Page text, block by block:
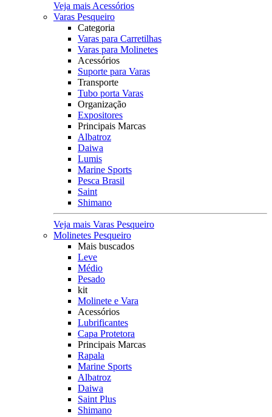
Veja mais Acessórios
Varas Pesqueiro
Categoria
Varas para Carretilhas
Varas para Molinetes
Acessórios
Suporte para Varas
Transporte
Tubo porta Varas
Organização
Expositores
Principais Marcas
Albatroz
Daiwa
Lumis
Marine Sports
Pesca Brasil
Saint
Shimano
Veja mais Varas Pesqueiro
Molinetes Pesqueiro
Mais buscados
Leve
Médio
Pesado
kit
Molinete e Vara
Acessórios
Lubrificantes
Capa Protetora
Principais Marcas
Rapala
Marine Sports
Albatroz
Daiwa
Saint Plus
Shimano